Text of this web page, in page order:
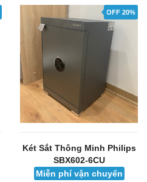
OFF 20%
Két Sắt Thông Minh Philips
SBX602-6CU
Miễn phí vận chuyển